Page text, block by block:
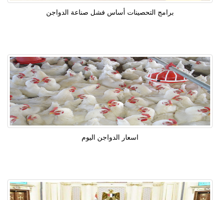
برامج التحصينات أساس فشل صناعة الدواجن
اسعار الدواجن اليوم